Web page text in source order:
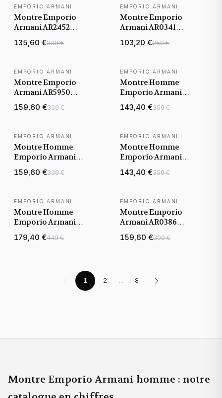
EMPORIO ARMANI
Montre Emporio
Armani AR2452
chronographe en acier
or rose
135,60 €339 €
EMPORIO ARMANI
Montre Emporio
Armani AR0341
Chronographe en Acier
et Cuir Noir
103,20 €259 €
EMPORIO ARMANI
Montre Emporio
Armani AR5950
Sportivo
Chronographe Acier et
159,60 €399 €
EMPORIO ARMANI
Montre Homme
Emporio Armani
AR1609 chronographe
cadran marron bracelet
143,40 €359 €
EMPORIO ARMANI
Montre Homme
Emporio Armani
AR0398 Bracelet Cuir
Noir et Boîtier Acier
159,60 €399 €
BEST-SELLER
EMPORIO ARMANI
Montre Homme
Emporio Armani
AR2453 Bracelet et
Cadran Noir
143,40 €359 €
EMPORIO ARMANI
Montre Homme
Emporio Armani
Acier
179,40 €449 €
EMPORIO ARMANI
Montre Emporio
Armani AR0386
compteurs
159,60 €399 €
1 2 8
Montre Emporio Armani homme : notre